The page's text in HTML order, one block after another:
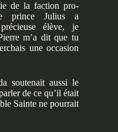
de la faction pro-
prince Julius a
élève, je
m’a dit que tu
une occasion
soutenait aussi le
de ce qu’il était
Sainte ne pourrait